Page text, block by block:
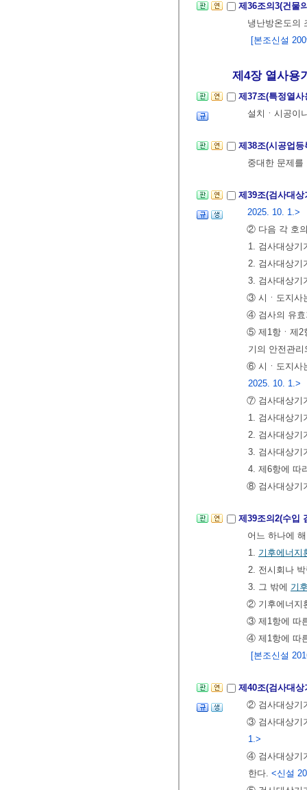
제36조의3(건물
냉난방온도의
[본조신설
제4장 열사용기
제37조(특정열
설치ㆍ시공이
제38조(시공업
중대한 문제
제39조(검사대
2025. 10. 1.>
② 다음 각 호
1. 검사대상기
2. 검사대상기
3. 검사대상기
③ 시ㆍ도지사
④ 검사의 유효
⑤ 제1항ㆍ제2
기의 안전관
⑥ 시ㆍ도지사
2025. 10. 1.>
⑦ 검사대상기
1. 검사대상기
2. 검사대상기
3. 검사대상기
4. 제6항에 따
⑧ 검사대상기
제39조의2(수입
어느 하나에
1. 기후에너지
2. 전시회나
3. 그 밖에 기
② 기후에너지
③ 제1항에 따
④ 제1항에 따
[본조신설
제40조(검사대
② 검사대상기
③ 검사대상기
1.>
④ 검사대상기
한다. <신설